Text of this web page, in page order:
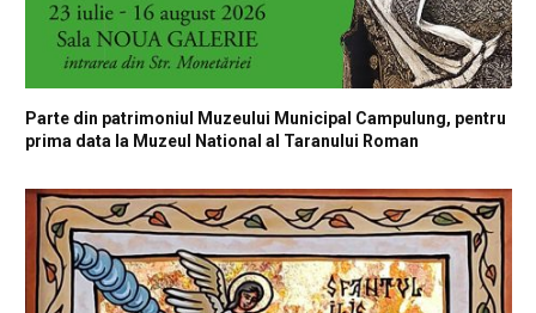
Parte din patrimoniul Muzeului Municipal Campulung, pentru
prima data la Muzeul National al Taranului Roman